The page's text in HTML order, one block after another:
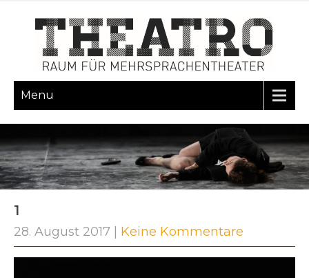
Menu
1
28. August 2017 | Keine Kommentare